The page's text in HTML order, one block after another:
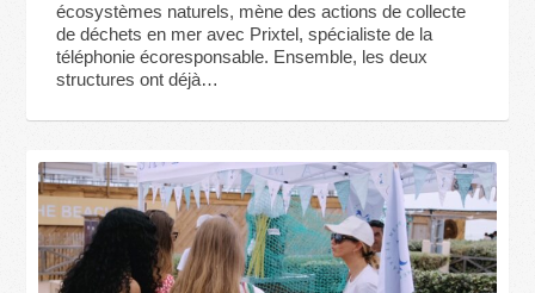
écosystèmes naturels, mène des actions de collecte
de déchets en mer avec Prixtel, spécialiste de la
téléphonie écoresponsable. Ensemble, les deux
structures ont déjà…